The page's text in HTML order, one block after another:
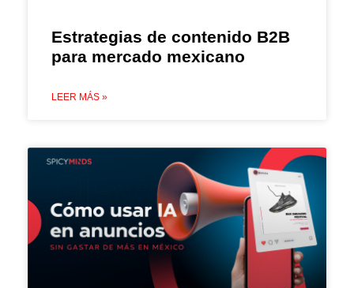
Estrategias de contenido B2B
para mercado mexicano
LEER MÁS »